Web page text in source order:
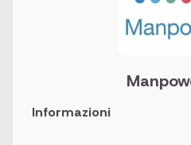
Informazioni